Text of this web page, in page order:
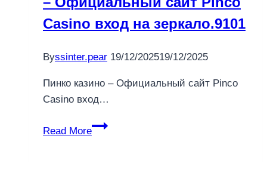
Casino вход на зеркало.9101
Byssinter.pear 19/12/202519/12/2025
Пинко казино – Официальный сайт Pinco
Casino вход…
Read More
–